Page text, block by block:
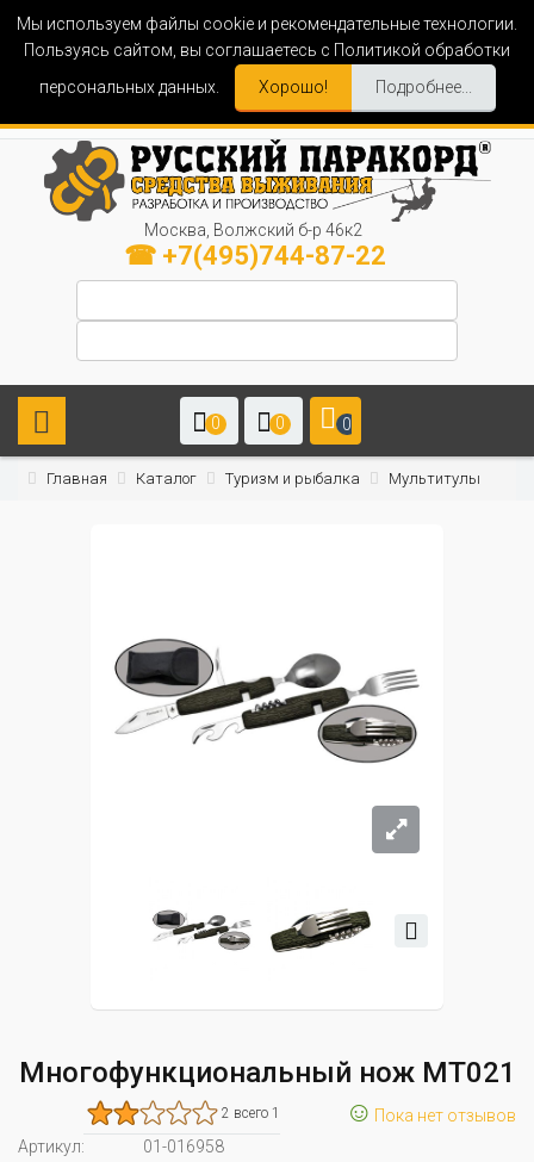
Мы используем файлы cookie и рекомендательные технологии.
Пользуясь сайтом, вы соглашаетесь с Политикой обработки
персональных данных.
Хорошо! Подробнее...
Москва, Волжский б-р 46к2
☎ +7(495)744-87-22
0 0 0
Главная Каталог Туризм и рыбалка Мультитулы
Многофункциональный нож MT021
2 всего 1 ☺ Пока нет отзывов
Артикул:
01-016958